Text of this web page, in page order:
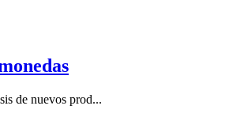
de nuevos prod...